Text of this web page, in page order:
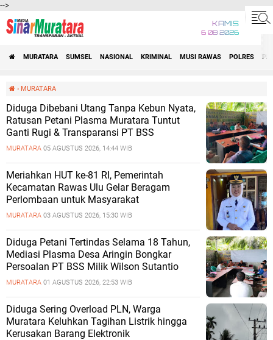
-->
KAMIS
6 08 2026
MURATARA SUMSEL NASIONAL KRIMINAL MUSI RAWAS POLRES
› MURATARA
Diduga Dibebani Utang Tanpa Kebun Nyata,
Ratusan Petani Plasma Muratara Tuntut
Ganti Rugi & Transparansi PT BSS
MURATARA 05 AGUSTUS 2026, 14:44 WIB
Meriahkan HUT ke-81 RI, Pemerintah
Kecamatan Rawas Ulu Gelar Beragam
Perlombaan untuk Masyarakat
MURATARA 03 AGUSTUS 2026, 15:30 WIB
Diduga Petani Tertindas Selama 18 Tahun,
Mediasi Plasma Desa Aringin Bongkar
Persoalan PT BSS Milik Wilson Sutantio
MURATARA 01 AGUSTUS 2026, 22:53 WIB
Diduga Sering Overload PLN, Warga
Muratara Keluhkan Tagihan Listrik hingga
Kerusakan Barang Elektronik